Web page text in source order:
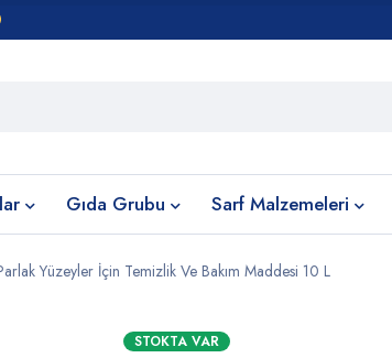
Gıda Grubu Sarf Malzemeleri
Yüzeyler İçin Temizlik Ve Bakım Maddesi 10 L
STOKTA VAR